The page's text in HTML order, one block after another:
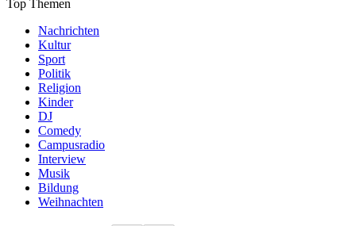
Top Themen
Nachrichten
Kultur
Sport
Politik
Religion
Kinder
DJ
Comedy
Campusradio
Interview
Musik
Bildung
Weihnachten